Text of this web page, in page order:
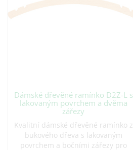
Dámské dřevěné ramínko D2Z-L s
lakovaným povrchem a dvěma
zářezy
Kvalitní dámské dřevěné ramínko z
bukového dřeva s lakovaným
povrchem a bočními zářezy pro